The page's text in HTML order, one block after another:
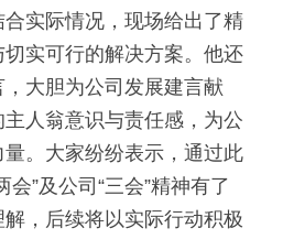
实际情况，现场给出了精
实可行的解决方案。他还
大胆为公司发展建言献
人翁意识与责任感，为公
。大家纷纷表示，通过此
会”及公司“三会”精神有了
，后续将以实际行动积极